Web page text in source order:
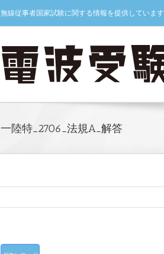
無線従事者国家試験に関する情報を提供しています
一陸特_2706_法規A_解答